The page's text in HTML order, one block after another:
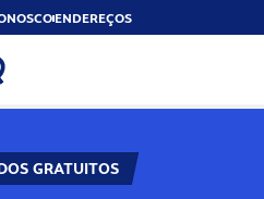
ENDEREÇOS
GRATUITOS